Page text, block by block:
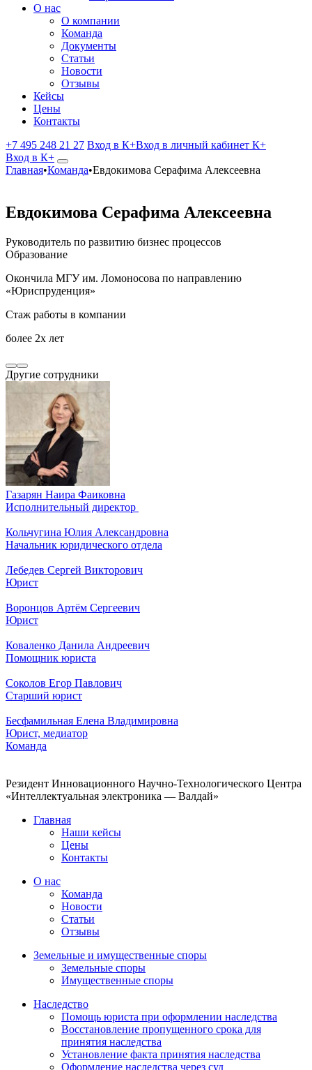
О нас
О компании
Команда
Документы
Статьи
Новости
Отзывы
Кейсы
Цены
Контакты
+7 495 248 21 27 Вход в К+Вход в личный кабинет К+
Вход в К+
Главная•Команда•Евдокимова Серафима Алексеевна
Евдокимова Серафима Алексеевна
Руководитель по развитию бизнес процессов
Образование
Окончила МГУ им. Ломоносова по направлению
«Юриспруденция»
Стаж работы в компании
более 2х лет
Другие сотрудники
Газарян Наира Фаиковна
Исполнительный директор
Кольчугина Юлия Александровна
Начальник юридического отдела
Лебедев Сергей Викторович
Юрист
Воронцов Артём Сергеевич
Юрист
Коваленко Данила Андреевич
Помощник юриста
Соколов Егор Павлович
Старший юрист
Бесфамильная Елена Владимировна
Юрист, медиатор
Команда
Резидент Инновационного Научно-Технологического Центра
«Интеллектуальная электроника — Валдай»
Главная
Наши кейсы
Цены
Контакты
О нас
Команда
Новости
Статьи
Отзывы
Земельные и имущественные споры
Земельные споры
Имущественные споры
Наследство
Помощь юриста при оформлении наследства
Восстановление пропущенного срока для
принятия наследства
Установление факта принятия наследства
Оформление наследства через суд